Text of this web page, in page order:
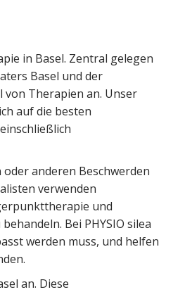
in Basel. Zentral gelegen
Basel und der
von Therapien an. Unser
auf die besten
anderen Beschwerden
verwenden
und
Bei PHYSIO silea
werden muss, und helfen
an. Diese